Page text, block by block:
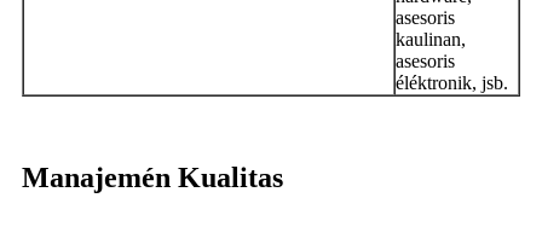
asesoris
kaulinan,
asesoris
éléktronik, jsb.
Manajemén Kualitas